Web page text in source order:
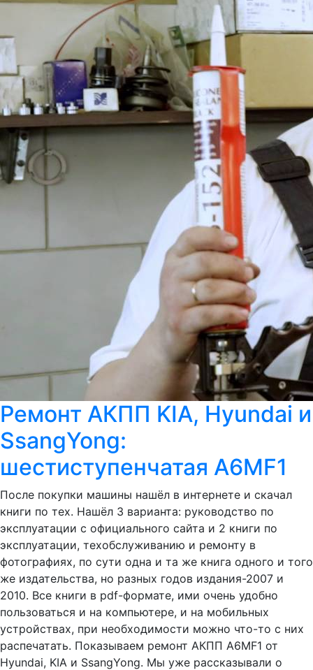
Ремонт АКПП KIA, Hyundai и
SsangYong:
шестиступенчатая A6MF1
После покупки машины нашёл в интернете и скачал
книги по тех. Нашёл 3 варианта: руководство по
эксплуатации с официального сайта и 2 книги по
эксплуатации, техобслуживанию и ремонту в
фотографиях, по сути одна и та же книга одного и того
же издательства, но разных годов издания-2007 и
2010. Все книги в pdf-формате, ими очень удобно
пользоваться и на компьютере, и на мобильных
устройствах, при необходимости можно что-то с них
распечатать. Показываем ремонт АКПП A6MF1 от
Hyundai, KIA и SsangYong. Мы уже рассказывали о